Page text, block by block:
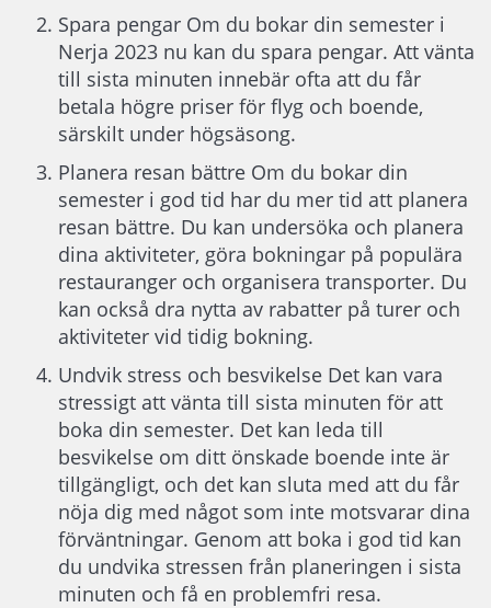
Spara pengar Om du bokar din semester i
Nerja 2023 nu kan du spara pengar. Att vänta
till sista minuten innebär ofta att du får
betala högre priser för flyg och boende,
särskilt under högsäsong.
Planera resan bättre Om du bokar din
semester i god tid har du mer tid att planera
resan bättre. Du kan undersöka och planera
dina aktiviteter, göra bokningar på populära
restauranger och organisera transporter. Du
kan också dra nytta av rabatter på turer och
aktiviteter vid tidig bokning.
Undvik stress och besvikelse Det kan vara
stressigt att vänta till sista minuten för att
boka din semester. Det kan leda till
besvikelse om ditt önskade boende inte är
tillgängligt, och det kan sluta med att du får
nöja dig med något som inte motsvarar dina
förväntningar. Genom att boka i god tid kan
du undvika stressen från planeringen i sista
minuten och få en problemfri resa.